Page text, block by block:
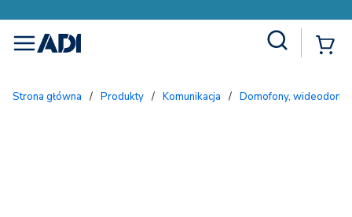
menu
Strona główna / Produkty / Komunikacja / Domofony,